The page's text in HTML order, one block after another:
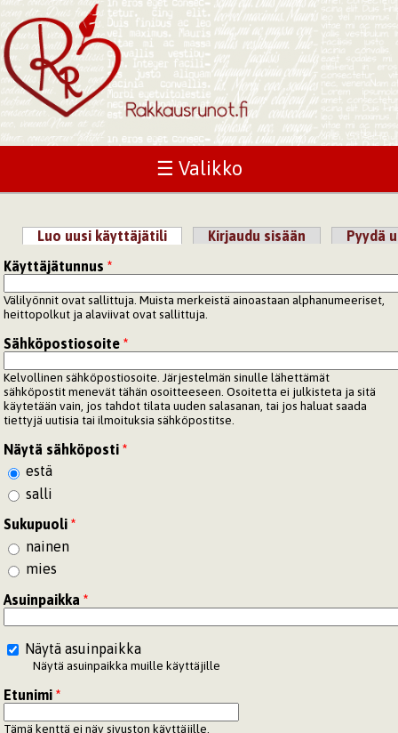
☰ Valikko
Ensisijaiset välilehdet
Luo uusi käyttäjätili (aktiivinen välilehti)
Kirjaudu sisään
Pyydä
Käyttäjätunnus*
Välilyönnit ovat sallittuja. Muista merkeistä ainoastaan alphanumeeriset,
heittopolkut ja alaviivat ovat sallittuja.
Sähköpostiosoite*
Kelvollinen sähköpostiosoite. Järjestelmän sinulle lähettämät
sähköpostit menevät tähän osoitteeseen. Osoitetta ei julkisteta ja sitä
käytetään vain, jos tahdot tilata uuden salasanan, tai jos haluat saada
tiettyjä uutisia tai ilmoituksia sähköpostitse.
Näytä sähköposti*
estä
salli
Sukupuoli*
nainen
mies
Asuinpaikka*
Näytä asuinpaikka
Näytä asuinpaikka muille käyttäjille
Etunimi*
Tämä kenttä ei näy sivuston käyttäjille.